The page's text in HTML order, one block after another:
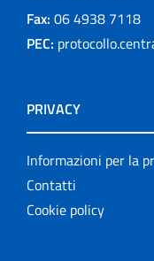
Fax: 06 4938 7118
PEC:
PRIVACY
Informazioni per la
Contatti
Cookie policy